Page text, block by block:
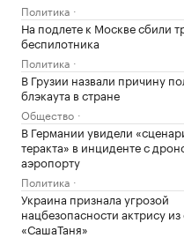
Политика
На подлете к Москве сбили
беспилотника
Политика
В Грузии назвали причину
блэкаута в стране
Общество
В Германии увидели
теракта» в инциденте с
аэропорту
Политика
Украина признала угрозой
нацбезопасности актрису из
«СашаТаня»